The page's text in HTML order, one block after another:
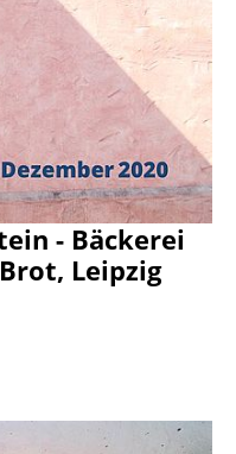
- Bäckerei
Leipzig